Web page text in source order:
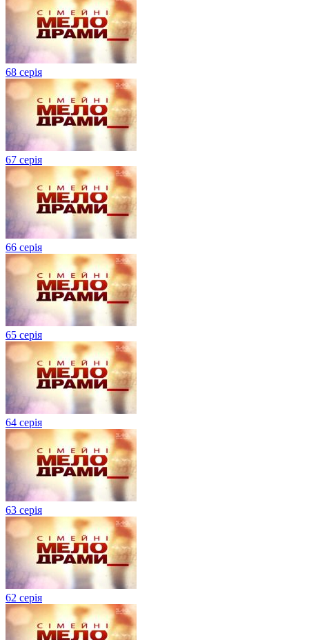
68 серія
67 серія
66 серія
65 серія
64 серія
63 серія
62 серія